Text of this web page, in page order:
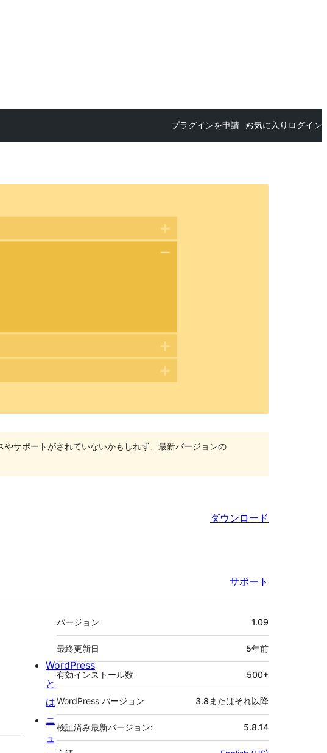
プラグインを申請 お気に入り ログイン
やサポートがされていないかもしれず、最新バージョンの
ダウンロード
サポート
メ
タ
バージョン 1.09
最終更新日 5年前
有効インストール数 500+
WordPress バージョン 3.8またはそれ以降
検証済み最新バージョン: 5.8.14
WordPress
と
は
ニ
ュ